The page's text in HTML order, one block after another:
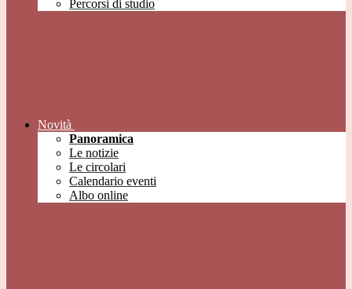
Percorsi di studio
Novità
Panoramica
Le notizie
Le circolari
Calendario eventi
Albo online